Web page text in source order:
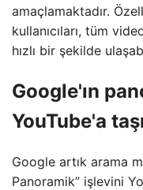
amaçlamaktadır.
kullanıcıları, tüm
hızlı bir şekilde
Google'ın
YouTube'a
Google artık arama
Panoramik” işlevini